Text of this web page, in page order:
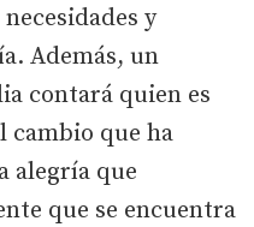
y
Además, un
contará quien es
cambio que ha
alegría que
que se encuentra